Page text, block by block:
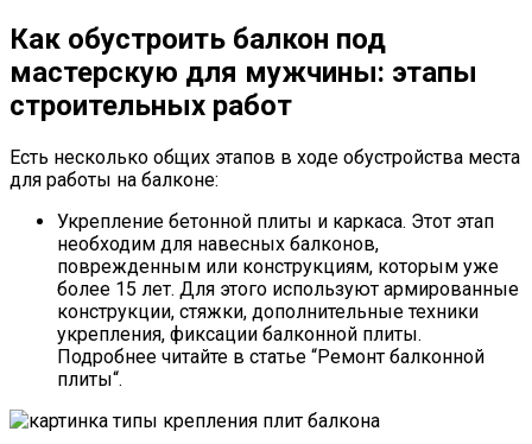
Как обустроить балкон под
мастерскую для мужчины: этапы
строительных работ
Есть несколько общих этапов в ходе обустройства места
для работы на балконе:
Укрепление бетонной плиты и каркаса. Этот этап
необходим для навесных балконов,
поврежденным или конструкциям, которым уже
более 15 лет. Для этого используют армированные
конструкции, стяжки, дополнительные техники
укрепления, фиксации балконной плиты.
Подробнее читайте в статье “Ремонт балконной
плиты“.